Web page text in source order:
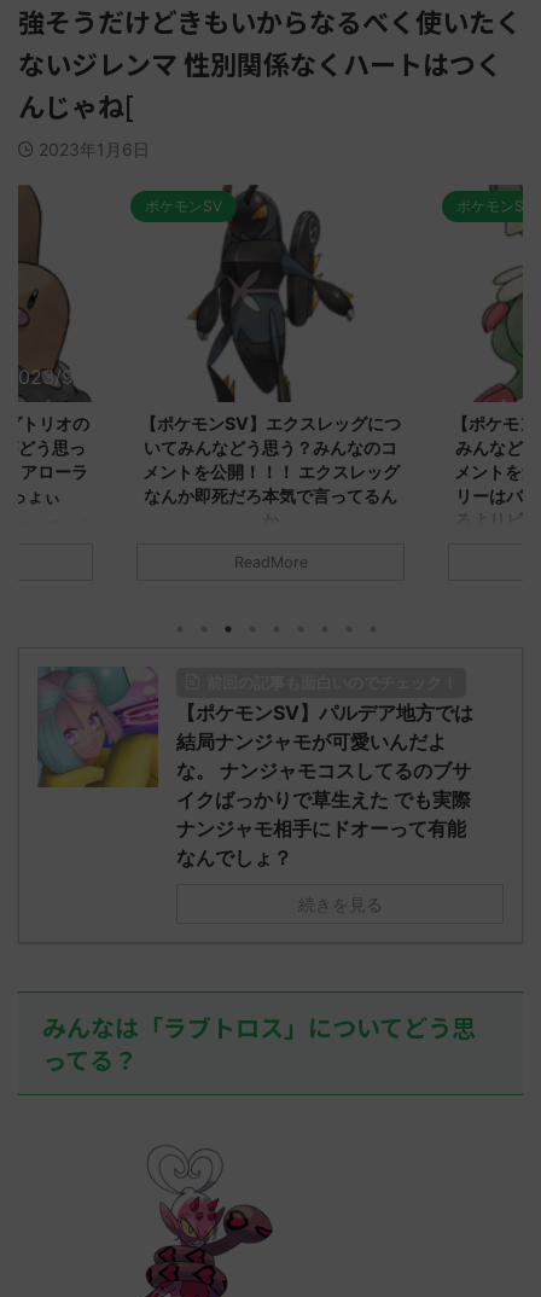
強そうだけどきもいからなるべく使いたく
ないジレンマ 性別関係なくハートはつく
んじゃね[
2023年1月6日
2023/9/8
トリオの
どう思っ
アローラ
っょぃ
れたウミト
た！ (ﾜｯﾁ
ポケモンSV
【ポケモンSV】エクスレッグにつ
いてみんなどう思う？みんなのコ
メントを公開！！！ エクスレッグ
なんか即死だろ本気で言ってるん
か
う思ってる？ 初めの記事 元のス
た！ (ﾜｯﾁｮｲW d56d-NwUu)
2023/06/28(水)
01:07:00.69ID:oUI00NrJ0 エクスレ
ッグヘルムかっこいいから助かる 名
無しさん0971 0971 名無しさん、君に
決めた！ (ﾜｯﾁｮｲW b524-NwUu)
2023/06/28(水 ...
ReadMore
ポケモンSV
【ポケモ
みんなど
メントを
リーはバ
るよりビ
2023/06/
え忘れたガ
たラウドボ
しさん0624
決めた！ (ﾜ
【ポケモンSV】パルデア地方では
結局ナンジャモが可愛いんだよ
な。 ナンジャモコスしてるのブサ
イクばっかりで草生えた でも実際
ナンジャモ相手にドオーって有能
なんでしょ？
続きを見る
みんなは「ラブトロス」についてどう思
ってる？